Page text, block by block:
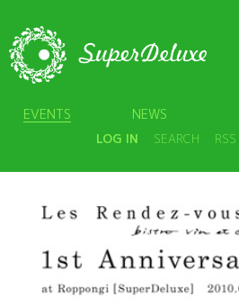
EVENTS NEWS
LOG IN SEARCH RSS